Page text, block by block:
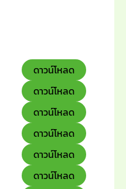
ดาวน์โหลด
ดาวน์โหลด
ดาวน์โหลด
ดาวน์โหลด
ดาวน์โหลด
ดาวน์โหลด